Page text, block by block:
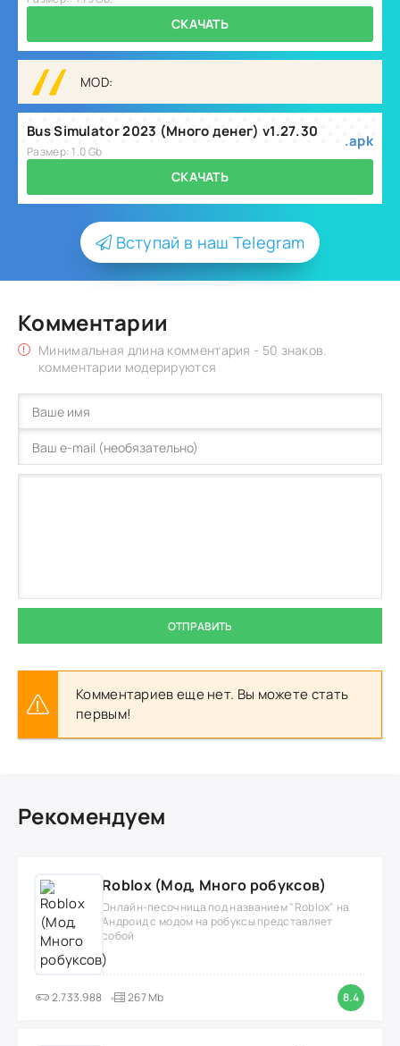
СКАЧАТЬ
MOD:
Bus Simulator 2023 (Много денег) v1.27.30
Размер: 1.0 Gb
.apk
СКАЧАТЬ
Вступай в наш Telegram
Комментарии
Минимальная длина комментария - 50 знаков.
комментарии модерируются
ОТПРАВИТЬ
Комментариев еще нет. Вы можете стать
первым!
Рекомендуем
Roblox (Мод, Много робуксов)
Онлайн-песочница под названием "Roblox" на
Андроид с модом на робуксы представляет
собой
2.733.988 267 Mb 8.4